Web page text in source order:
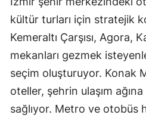
kültür turları için stratejik
Kemeraltı Çarşısı, Agora,
mekanları gezmek
seçim oluşturuyor. Konak
oteller, şehrin ulaşım
sağlıyor. Metro ve otobüs